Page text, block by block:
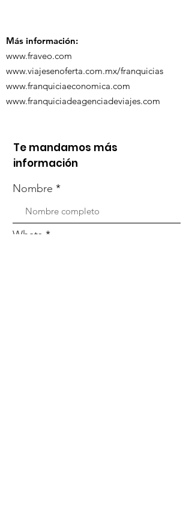
Más información:
www.fraveo.com
www.viajesenoferta.com.mx/franquicias
www.franquiciaeconomica.com
www.franquiciadeagenciadeviajes.com
Te mandamos más
información
Nombre
Whats